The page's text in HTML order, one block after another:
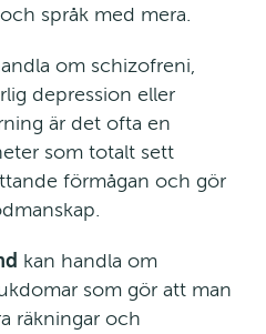
språk med mera.
om schizofreni,
depression eller
är det ofta en
som totalt sett
förmågan och gör
kan handla om
som gör att man
räkningar och